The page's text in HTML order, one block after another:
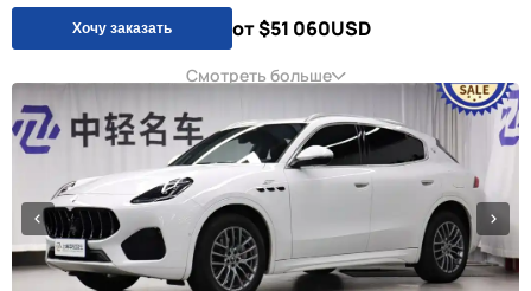
Хочу заказать от $51 060USD
Смотреть больше